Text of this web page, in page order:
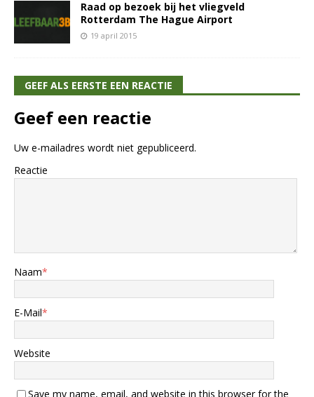
Raad op bezoek bij het vliegveld
Rotterdam The Hague Airport
19 april 2015
GEEF ALS EERSTE EEN REACTIE
Geef een reactie
Uw e-mailadres wordt niet gepubliceerd.
Reactie
Naam*
E-Mail*
Website
Save my name, email, and website in this browser for the